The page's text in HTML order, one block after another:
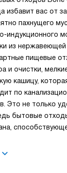
избавит вас от
пахнущего
индукционного
из
пищевые
и очистки,
кашицу,
по
Это не только
бытовые